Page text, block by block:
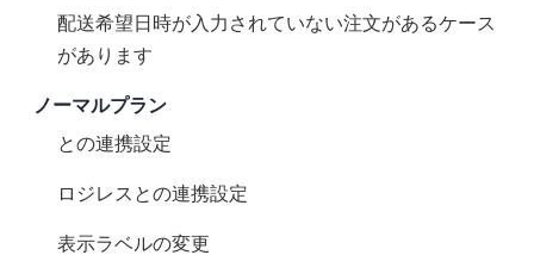
配送希望日時が入力されていない注文があるケース
があります
ノーマルプラン
Plus Shippingとの連携設定
ロジレスとの連携設定
表示ラベルの変更